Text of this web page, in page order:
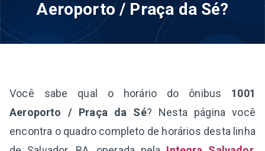
Aeroporto / Praça da Sé?
Você sabe qual o horário do ônibus 1001
Aeroporto / Praça da Sé? Nesta página você
encontra o quadro completo de horários desta linha